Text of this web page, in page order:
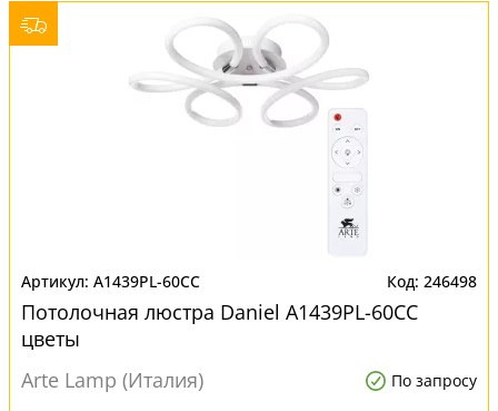
A1439PL-60CC 246498
Потолочная люстра Daniel A1439PL-60CC
цветы
Arte Lamp (Италия)
По запросу